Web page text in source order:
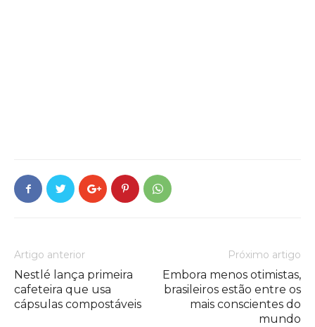
Artigo anterior
Nestlé lança primeira
cafeteira que usa
cápsulas compostáveis
Próximo artigo
Embora menos otimistas,
brasileiros estão entre os
mais conscientes do
mundo